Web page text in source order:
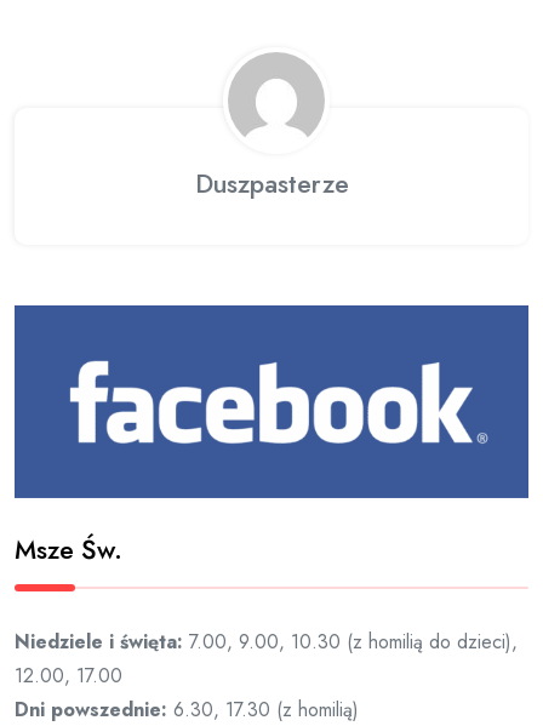
Duszpasterze
Msze Św.
Niedziele i święta: 7.00, 9.00, 10.30 (z homilią do dzieci),
12.00, 17.00
Dni powszednie: 6.30, 17.30 (z homilią)